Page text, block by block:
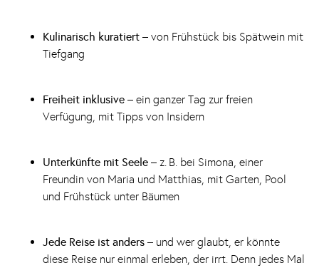
Kulinarisch kuratiert – von Frühstück bis Spätwein mit
Tiefgang
Freiheit inklusive – ein ganzer Tag zur freien
Verfügung, mit Tipps von Insidern
Unterkünfte mit Seele – z. B. bei Simona, einer
Freundin von Maria und Matthias, mit Garten, Pool
und Frühstück unter Bäumen
Jede Reise ist anders – und wer glaubt, er könnte
diese Reise nur einmal erleben, der irrt. Denn jedes Mal